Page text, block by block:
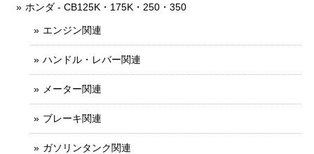
ホンダ - CB125K・175K・250・350
エンジン関連
ハンドル・レバー関連
メーター関連
ブレーキ関連
ガソリンタンク関連